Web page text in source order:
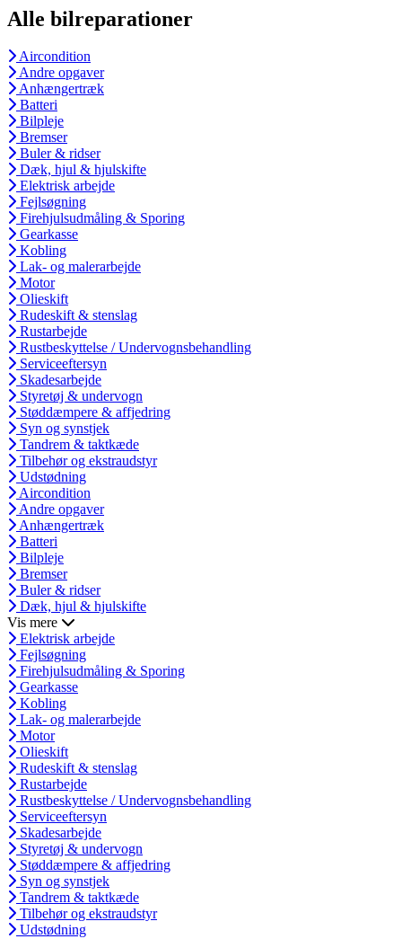
Alle bilreparationer
Aircondition
Andre opgaver
Anhængertræk
Batteri
Bilpleje
Bremser
Buler & ridser
Dæk, hjul & hjulskifte
Elektrisk arbejde
Fejlsøgning
Firehjulsudmåling & Sporing
Gearkasse
Kobling
Lak- og malerarbejde
Motor
Olieskift
Rudeskift & stenslag
Rustarbejde
Rustbeskyttelse / Undervognsbehandling
Serviceeftersyn
Skadesarbejde
Styretøj & undervogn
Støddæmpere & affjedring
Syn og synstjek
Tandrem & taktkæde
Tilbehør og ekstraudstyr
Udstødning
Aircondition
Andre opgaver
Anhængertræk
Batteri
Bilpleje
Bremser
Buler & ridser
Dæk, hjul & hjulskifte
Vis mere
Elektrisk arbejde
Fejlsøgning
Firehjulsudmåling & Sporing
Gearkasse
Kobling
Lak- og malerarbejde
Motor
Olieskift
Rudeskift & stenslag
Rustarbejde
Rustbeskyttelse / Undervognsbehandling
Serviceeftersyn
Skadesarbejde
Styretøj & undervogn
Støddæmpere & affjedring
Syn og synstjek
Tandrem & taktkæde
Tilbehør og ekstraudstyr
Udstødning